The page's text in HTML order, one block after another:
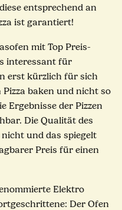
entsprechend an
ist garantiert!
mit Top Preis-
interessant für
erst kürzlich für sich
baken und nicht so
Ergebnisse der Pizzen
Die Qualität des
und das spiegelt
Preis für einen
Elektro
Der Ofen